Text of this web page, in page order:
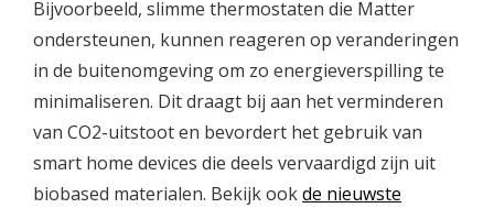
Bijvoorbeeld, slimme thermostaten die Matter
ondersteunen, kunnen reageren op veranderingen
in de buitenomgeving om zo energieverspilling te
minimaliseren. Dit draagt bij aan het verminderen
van CO2-uitstoot en bevordert het gebruik van
smart home devices die deels vervaardigd zijn uit
biobased materialen. Bekijk ookde nieuwste